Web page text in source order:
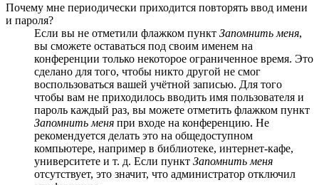
Почему мне периодически приходится повторять ввод имени
и пароля?
Если вы не отметили флажком пункт Запомнить меня,
вы сможете оставаться под своим именем на
конференции только некоторое ограниченное время. Это
сделано для того, чтобы никто другой не смог
воспользоваться вашей учётной записью. Для того
чтобы вам не приходилось вводить имя пользователя и
пароль каждый раз, вы можете отметить флажком пункт
Запомнить меня при входе на конференцию. Не
рекомендуется делать это на общедоступном
компьютере, например в библиотеке, интернет-кафе,
университете и т. д. Если пункт Запомнить меня
отсутствует, это значит, что администратор отключил